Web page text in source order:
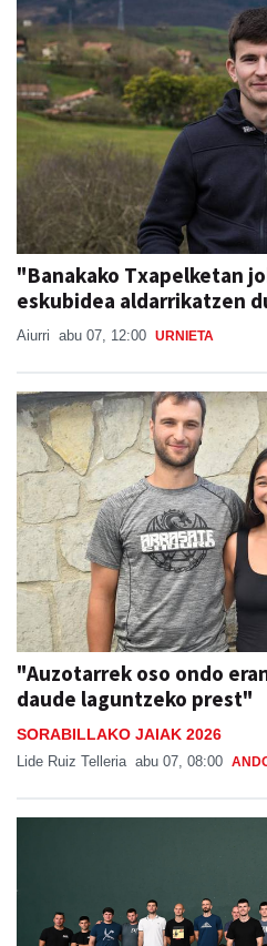
"Banakako Txapelketan
eskubidea aldarrikatzen
Aiurri abu 07, 12:00 URNIETA
"Auzotarrek oso ondo
daude laguntzeko prest"
SORABILLAKO JAIAK 2026
Lide Ruiz Telleria abu 07, 08:00